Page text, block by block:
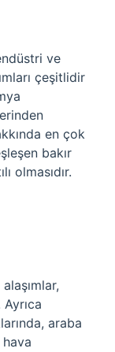
ve
çeşitlidir
en çok
bakır
olmasıdır.
araba